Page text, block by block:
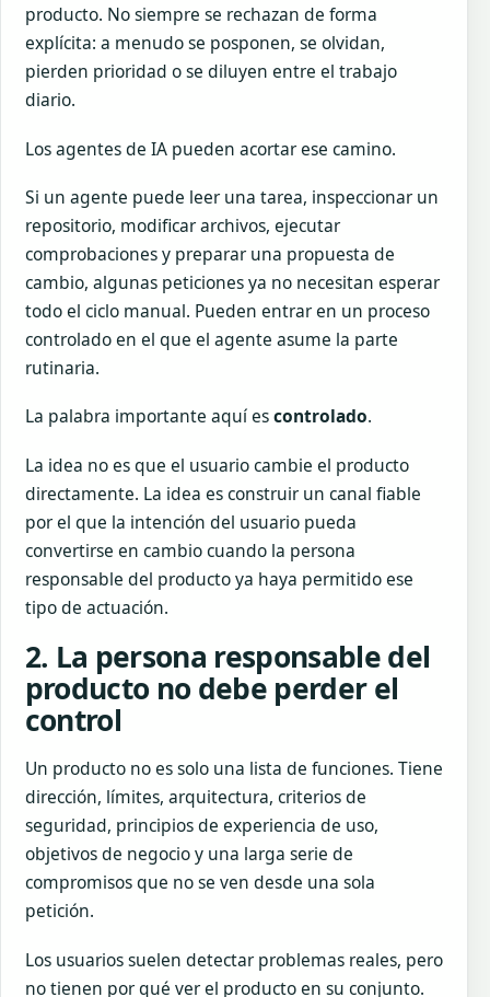
producto. No siempre se rechazan de forma
explícita: a menudo se posponen, se olvidan,
pierden prioridad o se diluyen entre el trabajo
diario.
Los agentes de IA pueden acortar ese camino.
Si un agente puede leer una tarea, inspeccionar un
repositorio, modificar archivos, ejecutar
comprobaciones y preparar una propuesta de
cambio, algunas peticiones ya no necesitan esperar
todo el ciclo manual. Pueden entrar en un proceso
controlado en el que el agente asume la parte
rutinaria.
La palabra importante aquí escontrolado.
La idea no es que el usuario cambie el producto
directamente. La idea es construir un canal fiable
por el que la intención del usuario pueda
convertirse en cambio cuando la persona
responsable del producto ya haya permitido ese
tipo de actuación.
2. La persona responsable del
producto no debe perder el
control
Un producto no es solo una lista de funciones. Tiene
dirección, límites, arquitectura, criterios de
seguridad, principios de experiencia de uso,
objetivos de negocio y una larga serie de
compromisos que no se ven desde una sola
petición.
Los usuarios suelen detectar problemas reales, pero
no tienen por qué ver el producto en su conjunto.